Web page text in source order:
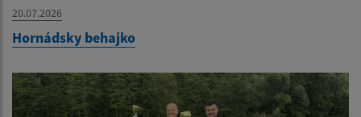
20.07.2026
Hornádsky behajko